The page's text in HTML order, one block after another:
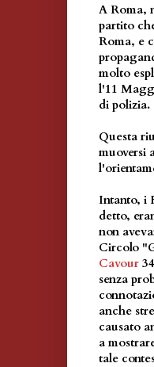
A Roma,
partito
Roma, e
molto
l'11
di polizia.
Questa
muoversi
Intanto, i
detto,
non
Circolo
Cavour
senza
anche
causato
a
tale